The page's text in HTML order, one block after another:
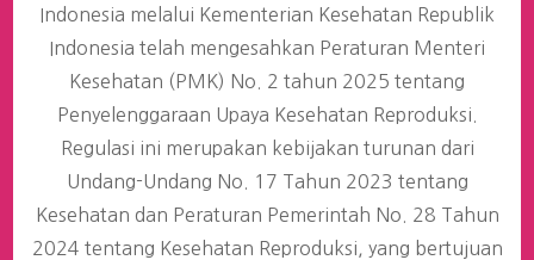
Indonesia melalui Kementerian Kesehatan Republik
Indonesia telah mengesahkan Peraturan Menteri
Kesehatan (PMK) No. 2 tahun 2025 tentang
Penyelenggaraan Upaya Kesehatan Reproduksi.
Regulasi ini merupakan kebijakan turunan dari
Undang-Undang No. 17 Tahun 2023 tentang
Kesehatan dan Peraturan Pemerintah No. 28 Tahun
2024 tentang Kesehatan Reproduksi, yang bertujuan